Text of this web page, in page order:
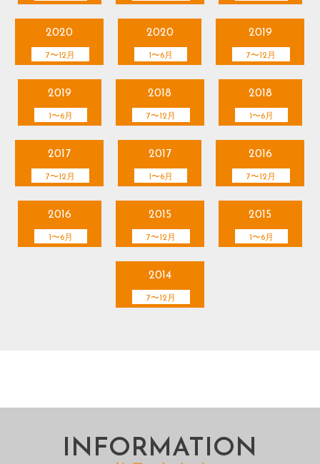
2020
7〜12月
2020
1〜6月
2019
7〜12月
2019
1〜6月
2018
7〜12月
2018
1〜6月
2017
7〜12月
2017
1〜6月
2016
7〜12月
2016
1〜6月
2015
7〜12月
2015
1〜6月
2014
7〜12月
INFORMATION